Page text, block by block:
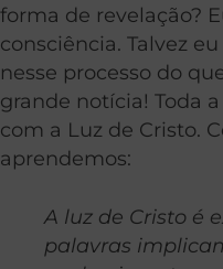
forma de revelação?
consciência. Talvez
nesse processo do
grande notícia! Toda
com a Luz de Cristo.
aprendemos:
A luz de Cristo é
palavras